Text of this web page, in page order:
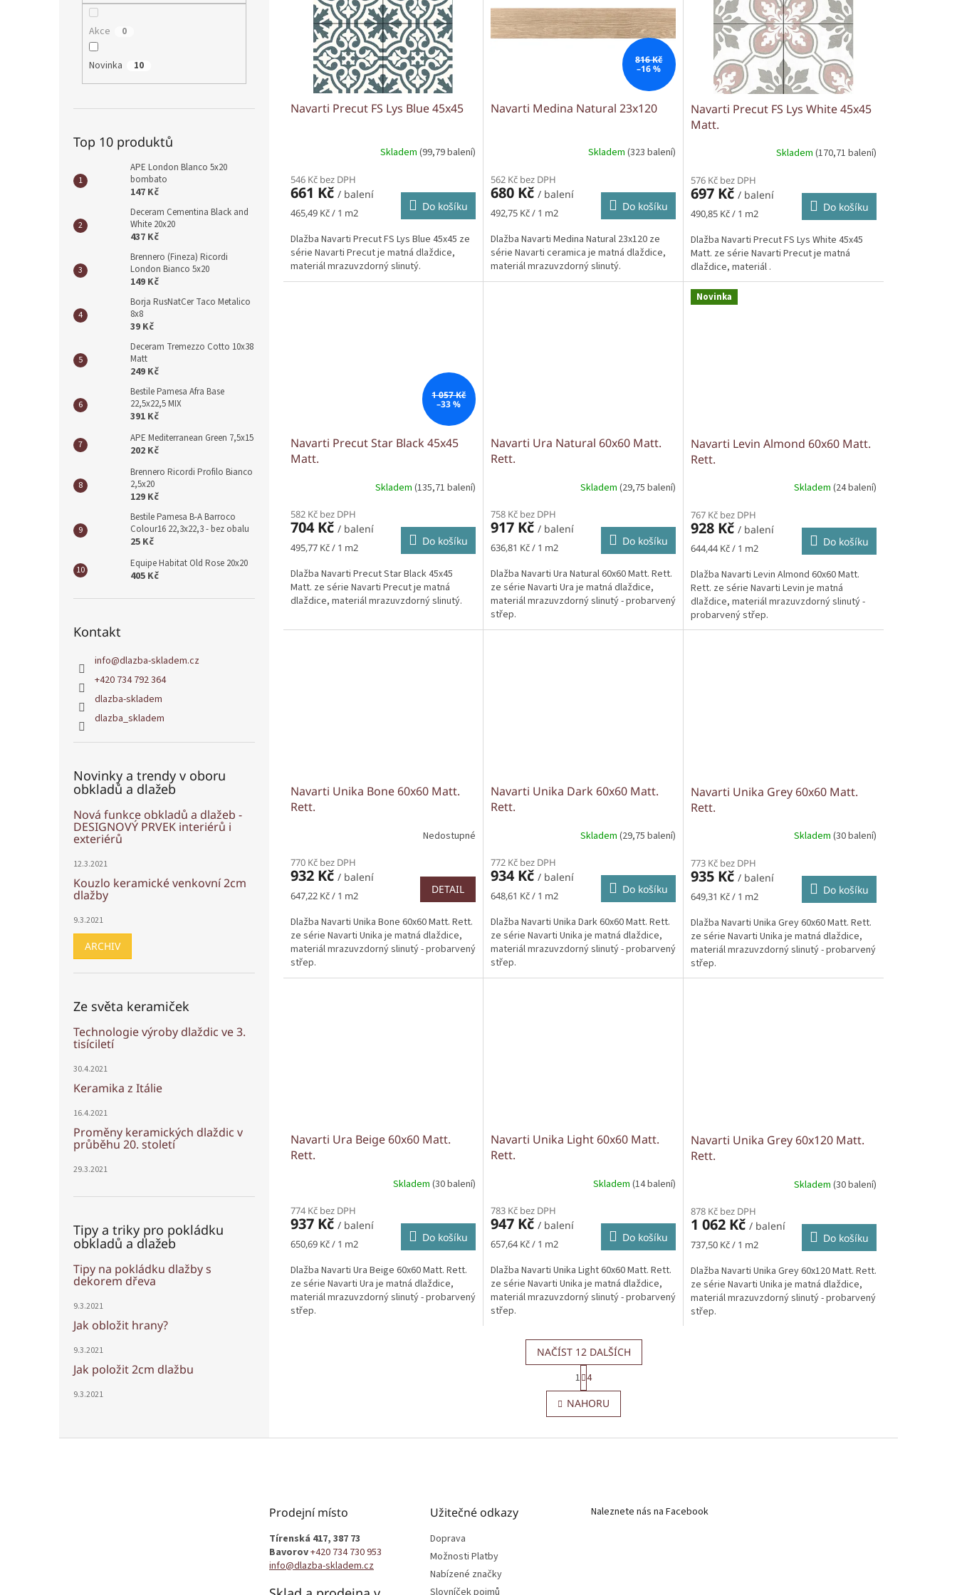
Akce 0
Novinka 10
Top 10 produktů
APE London Blanco 5x20
bombato
147 Kč
Deceram Cementina Black and
White 20x20
437 Kč
Brennero (Fineza) Ricordi
London Bianco 5x20
149 Kč
Borja RusNatCer Taco Metalico
8x8
39 Kč
Deceram Tremezzo Cotto 10x38
Matt
249 Kč
Bestile Pamesa Afra Base
22,5x22,5 MIX
391 Kč
APE Mediterranean Green 7,5x15
202 Kč
Brennero Ricordi Profilo Bianco
2,5x20
129 Kč
Bestile Pamesa B-A Barroco
Colour16 22,3x22,3 - bez obalu
25 Kč
Equipe Habitat Old Rose 20x20
405 Kč
Kontakt
info@dlazba-skladem.cz
+420 734 792 364
dlazba-skladem
dlazba_skladem
Novinky a trendy v oboru
obkladů a dlažeb
Nová funkce obkladů a dlažeb -
DESIGNOVÝ PRVEK interiérů i
exteriérů
12.3.2021
Kouzlo keramické venkovní 2cm
dlažby
9.3.2021
ARCHIV
Ze světa keramiček
Technologie výroby dlaždic ve 3.
tisíciletí
30.4.2021
Keramika z Itálie
16.4.2021
Proměny keramických dlaždic v
průběhu 20. století
29.3.2021
Tipy a triky pro pokládku
obkladů a dlažeb
Tipy na pokládku dlažby s
dekorem dřeva
9.3.2021
Jak obložit hrany?
9.3.2021
Jak položit 2cm dlažbu
9.3.2021
Navarti Precut FS Lys Blue 45x45
Skladem (99,79 balení)
546 Kč bez DPH
661 Kč / balení
Měrná
465,49 Kč / 1 m2 Do košíku
Dlažba Navarti Precut FS Lys Blue 45x45 ze
série Navarti Precut je matná dlaždice,
materiál mrazuvzdorný slinutý.
816 Kč
–16 %
Navarti Medina Natural 23x120
Skladem (323 balení)
562 Kč bez DPH
680 Kč / balení
Měrná
492,75 Kč / 1 m2 Do košíku
Dlažba Navarti Medina Natural 23x120 ze
série Navarti ceramica je matná dlaždice,
materiál mrazuvzdorný slinutý.
Navarti Precut FS Lys White 45x45
Matt.
Skladem (170,71 balení)
576 Kč bez DPH
697 Kč / balení
Měrná
490,85 Kč / 1 m2 Do košíku
Dlažba Navarti Precut FS Lys White 45x45
Matt. ze série Navarti Precut je matná
dlaždice, materiál .
1 057 Kč
–33 %
Navarti Precut Star Black 45x45
Matt.
Skladem (135,71 balení)
582 Kč bez DPH
704 Kč / balení
Měrná
495,77 Kč / 1 m2 Do košíku
Dlažba Navarti Precut Star Black 45x45
Matt. ze série Navarti Precut je matná
dlaždice, materiál mrazuvzdorný slinutý.
Navarti Ura Natural 60x60 Matt.
Rett.
Skladem (29,75 balení)
758 Kč bez DPH
917 Kč / balení
Měrná
636,81 Kč / 1 m2 Do košíku
Dlažba Navarti Ura Natural 60x60 Matt. Rett.
ze série Navarti Ura je matná dlaždice,
materiál mrazuvzdorný slinutý - probarvený
střep.
Novinka
Navarti Levin Almond 60x60 Matt.
Rett.
Skladem (24 balení)
767 Kč bez DPH
928 Kč / balení
Měrná
644,44 Kč / 1 m2 Do košíku
Dlažba Navarti Levin Almond 60x60 Matt.
Rett. ze série Navarti Levin je matná
dlaždice, materiál mrazuvzdorný slinutý -
probarvený střep.
Navarti Unika Bone 60x60 Matt.
Rett.
Nedostupné
770 Kč bez DPH
932 Kč / balení
Měrná
647,22 Kč / 1 m2 DETAIL
Dlažba Navarti Unika Bone 60x60 Matt. Rett.
ze série Navarti Unika je matná dlaždice,
materiál mrazuvzdorný slinutý - probarvený
střep.
Navarti Unika Dark 60x60 Matt.
Rett.
Skladem (29,75 balení)
772 Kč bez DPH
934 Kč / balení
Měrná
648,61 Kč / 1 m2 Do košíku
Dlažba Navarti Unika Dark 60x60 Matt. Rett.
ze série Navarti Unika je matná dlaždice,
materiál mrazuvzdorný slinutý - probarvený
střep.
Navarti Unika Grey 60x60 Matt.
Rett.
Skladem (30 balení)
773 Kč bez DPH
935 Kč / balení
Měrná
649,31 Kč / 1 m2 Do košíku
Dlažba Navarti Unika Grey 60x60 Matt. Rett.
ze série Navarti Unika je matná dlaždice,
materiál mrazuvzdorný slinutý - probarvený
střep.
Navarti Ura Beige 60x60 Matt.
Rett.
Skladem (30 balení)
774 Kč bez DPH
937 Kč / balení
Měrná
650,69 Kč / 1 m2 Do košíku
Dlažba Navarti Ura Beige 60x60 Matt. Rett.
ze série Navarti Ura je matná dlaždice,
materiál mrazuvzdorný slinutý - probarvený
střep.
Navarti Unika Light 60x60 Matt.
Rett.
Skladem (14 balení)
783 Kč bez DPH
947 Kč / balení
Měrná
657,64 Kč / 1 m2 Do košíku
Dlažba Navarti Unika Light 60x60 Matt. Rett.
ze série Navarti Unika je matná dlaždice,
materiál mrazuvzdorný slinutý - probarvený
střep.
Navarti Unika Grey 60x120 Matt.
Rett.
Skladem (30 balení)
878 Kč bez DPH
1 062 Kč / balení
Měrná
737,50 Kč / 1 m2 Do košíku
Dlažba Navarti Unika Grey 60x120 Matt. Rett.
ze série Navarti Unika je matná dlaždice,
materiál mrazuvzdorný slinutý - probarvený
střep.
O
v
l
d
NAČÍST 12 DALŠÍCH
S
t
r
á
n
o
1 4
NAHORU
Prodejní místo
Tírenská 417, 387 73
Bavorov+420 734 730 953
info@dlazba-skladem.cz
Užitečné odkazy
Doprava
Možnosti Platby
Nabízené značky
Naleznete nás na Facebook